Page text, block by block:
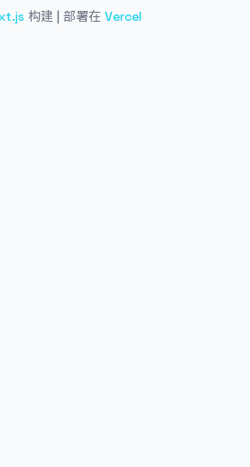
构建 | 部署在 Vercel